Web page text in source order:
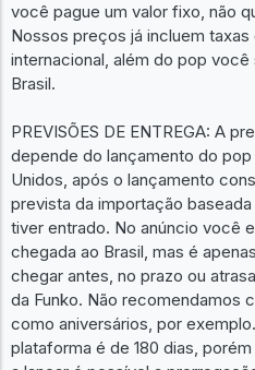
você pague um valor fixo, não
Nossos preços já incluem
internacional, além do pop
Brasil.
PREVISÕES DE ENTREGA: A
depende do lançamento do
Unidos, após o lançamento
prevista da importação
tiver entrado. No anúncio você
chegada ao Brasil, mas é
chegar antes, no prazo ou
da Funko. Não recomendamos
como aniversários, por
plataforma é de 180 dias,